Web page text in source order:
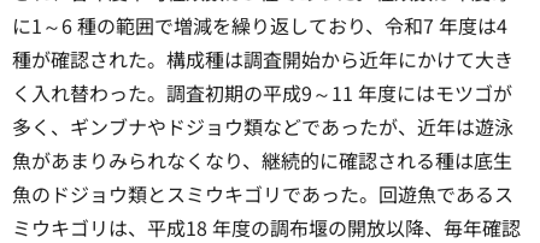
に1～6 種の範囲で増減を繰り返しており、令和7 年度は4
種が確認された。構成種は調査開始から近年にかけて大き
く入れ替わった。調査初期の平成9～11 年度にはモツゴが
多く、ギンブナやドジョウ類などであったが、近年は遊泳
魚があまりみられなくなり、継続的に確認される種は底生
魚のドジョウ類とスミウキゴリであった。回遊魚であるス
ミウキゴリは、平成18 年度の調布堰の開放以降、毎年確認